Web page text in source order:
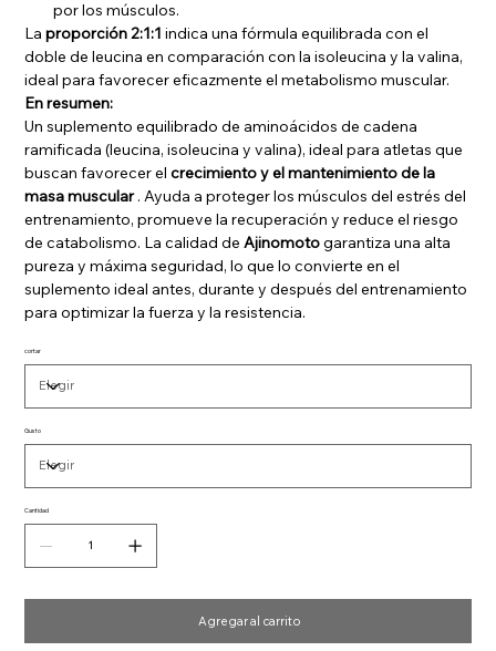
por los músculos.
Laproporción 2:1:1 indica una fórmula equilibrada con el
doble de leucina en comparación con la isoleucina y la valina,
ideal para favorecer eficazmente el metabolismo muscular.
En resumen:
Un suplemento equilibrado de aminoácidos de cadena
ramificada (leucina, isoleucina y valina), ideal para atletas que
buscan favorecer elcrecimiento y el mantenimiento de la
masa muscular. Ayuda a proteger los músculos del estrés del
entrenamiento, promueve la recuperación y reduce el riesgo
de catabolismo. La calidad deAjinomotogarantiza una alta
pureza y máxima seguridad, lo que lo convierte en el
suplemento ideal antes, durante y después del entrenamiento
para optimizar la fuerza y la resistencia.
cortar
Gusto
Cantidad
Agregar al carrito